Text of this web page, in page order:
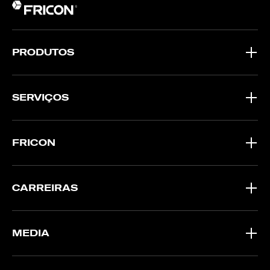
PRODUTOS
SERVIÇOS
FRICON
CARREIRAS
MEDIA